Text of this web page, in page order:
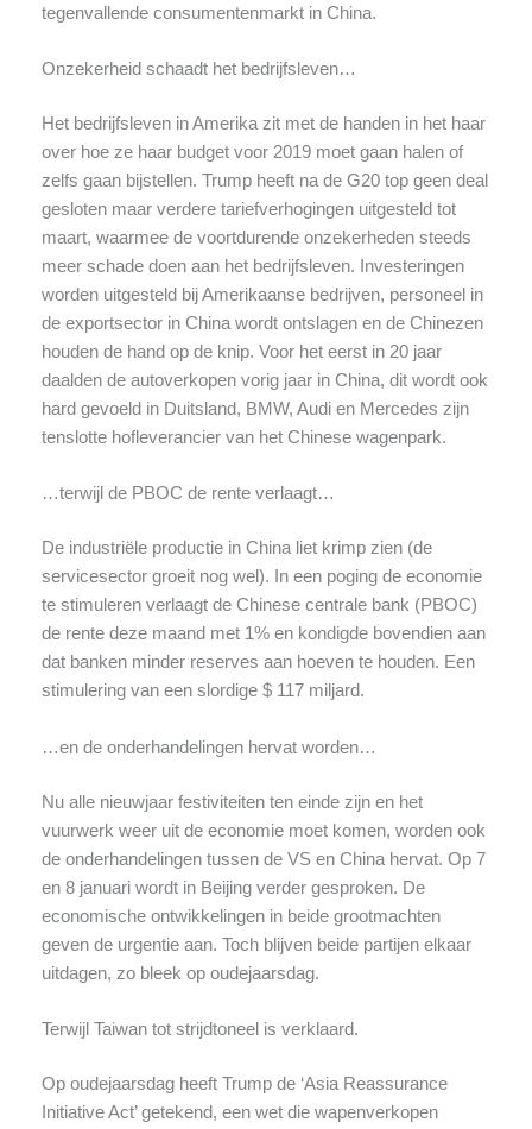
tegenvallende consumentenmarkt in China.
Onzekerheid schaadt het bedrijfsleven…
Het bedrijfsleven in Amerika zit met de handen in het haar
over hoe ze haar budget voor 2019 moet gaan halen of
zelfs gaan bijstellen. Trump heeft na de G20 top geen deal
gesloten maar verdere tariefverhogingen uitgesteld tot
maart, waarmee de voortdurende onzekerheden steeds
meer schade doen aan het bedrijfsleven. Investeringen
worden uitgesteld bij Amerikaanse bedrijven, personeel in
de exportsector in China wordt ontslagen en de Chinezen
houden de hand op de knip. Voor het eerst in 20 jaar
daalden de autoverkopen vorig jaar in China, dit wordt ook
hard gevoeld in Duitsland, BMW, Audi en Mercedes zijn
tenslotte hofleverancier van het Chinese wagenpark.
…terwijl de PBOC de rente verlaagt…
De industriële productie in China liet krimp zien (de
servicesector groeit nog wel). In een poging de economie
te stimuleren verlaagt de Chinese centrale bank (PBOC)
de rente deze maand met 1% en kondigde bovendien aan
dat banken minder reserves aan hoeven te houden. Een
stimulering van een slordige $ 117 miljard.
…en de onderhandelingen hervat worden…
Nu alle nieuwjaar festiviteiten ten einde zijn en het
vuurwerk weer uit de economie moet komen, worden ook
de onderhandelingen tussen de VS en China hervat. Op 7
en 8 januari wordt in Beijing verder gesproken. De
economische ontwikkelingen in beide grootmachten
geven de urgentie aan. Toch blijven beide partijen elkaar
uitdagen, zo bleek op oudejaarsdag.
Terwijl Taiwan tot strijdtoneel is verklaard.
Op oudejaarsdag heeft Trump de ‘Asia Reassurance
Initiative Act’ getekend, een wet die wapenverkopen